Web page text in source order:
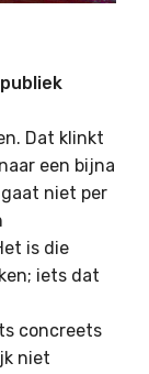
Dat klinkt
een bijna
niet per
is die
iets dat
concreets
niet